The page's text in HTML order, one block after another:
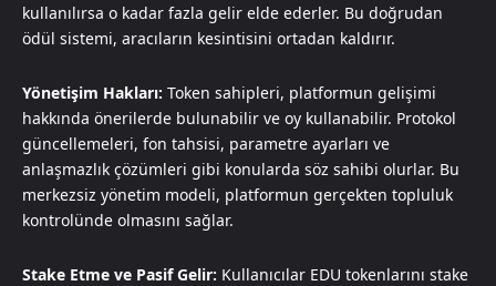
kullanılırsa o kadar fazla gelir elde ederler. Bu doğrudan
ödül sistemi, aracıların kesintisini ortadan kaldırır.
Yönetişim Hakları: Token sahipleri, platformun gelişimi
hakkında önerilerde bulunabilir ve oy kullanabilir. Protokol
güncellemeleri, fon tahsisi, parametre ayarları ve
anlaşmazlık çözümleri gibi konularda söz sahibi olurlar. Bu
merkezsiz yönetim modeli, platformun gerçekten topluluk
kontrolünde olmasını sağlar.
Stake Etme ve Pasif Gelir: Kullanıcılar EDU tokenlarını stake